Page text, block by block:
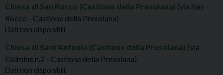
Chiesa di San Rocco (Castione della Presolana) (via San
Rocco - Castione della Presolana)
Dati non disponibili
Chiesa di Sant'Antonio (Castione della Presolana) (via
Dalmine n.2 - Castione della Presolana)
Dati non disponibili